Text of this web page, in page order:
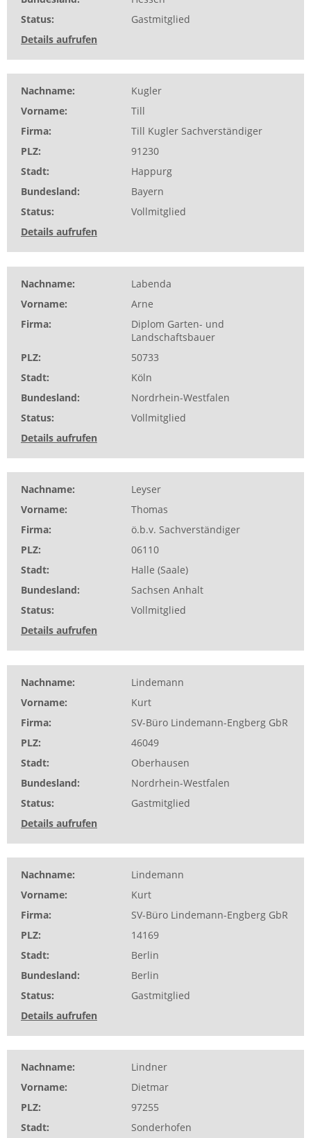
Status
Gastmitglied
Details aufrufen
Nachname
Kugler
Vorname
Till
Firma
Till Kugler Sachverständiger
PLZ
91230
Stadt
Happurg
Bundesland
Bayern
Status
Vollmitglied
Details aufrufen
Nachname
Labenda
Vorname
Arne
Firma
Diplom Garten- und
Landschaftsbauer
PLZ
50733
Stadt
Köln
Bundesland
Nordrhein-Westfalen
Status
Vollmitglied
Details aufrufen
Nachname
Leyser
Vorname
Thomas
Firma
ö.b.v. Sachverständiger
PLZ
06110
Stadt
Halle (Saale)
Bundesland
Sachsen Anhalt
Status
Vollmitglied
Details aufrufen
Nachname
Lindemann
Vorname
Kurt
Firma
SV-Büro Lindemann-Engberg GbR
PLZ
46049
Stadt
Oberhausen
Bundesland
Nordrhein-Westfalen
Status
Gastmitglied
Details aufrufen
Nachname
Lindemann
Vorname
Kurt
Firma
SV-Büro Lindemann-Engberg GbR
PLZ
14169
Stadt
Berlin
Bundesland
Berlin
Status
Gastmitglied
Details aufrufen
Nachname
Lindner
Vorname
Dietmar
PLZ
97255
Stadt
Sonderhofen